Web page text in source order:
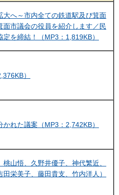
大へ～市内全ての鉄道駅及び箕面
面市議会の役員を紹介します／民
を締結！（MP3：1,819KB）
）
れた議案（MP3：2,742KB）
山悟、久野井優子、神代繁近、
栄美子、藤田貴支、竹内洋人）